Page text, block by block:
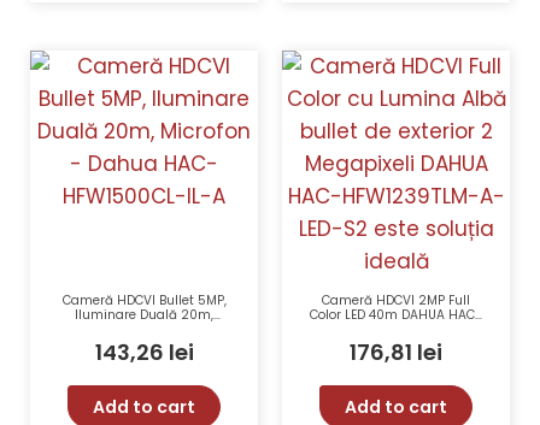
Cameră HDCVI Bullet 5MP,
Iluminare Duală 20m,
HFW1500CL-IL-A
143,26 lei
Add to cart
Cameră HDCVI 2MP Full
Color LED 40m DAHUA HAC-
176,81 lei
Add to cart